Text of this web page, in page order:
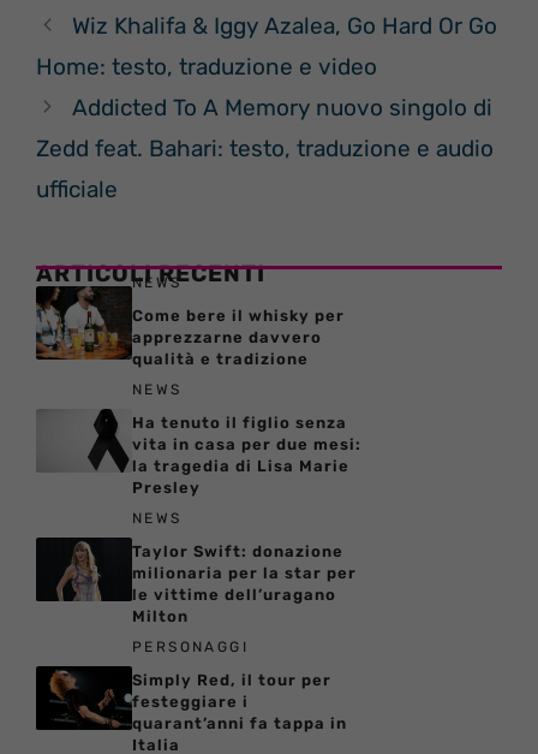
Wiz Khalifa & Iggy Azalea, Go Hard Or Go
Home: testo, traduzione e video
Addicted To A Memory nuovo singolo di
Zedd feat. Bahari: testo, traduzione e audio
ufficiale
ARTICOLI RECENTI
NEWS
Come bere il whisky per
apprezzarne davvero
qualità e tradizione
NEWS
Ha tenuto il figlio senza
vita in casa per due mesi:
la tragedia di Lisa Marie
Presley
NEWS
Taylor Swift: donazione
milionaria per la star per
le vittime dell’uragano
Milton
PERSONAGGI
Simply Red, il tour per
festeggiare i
quarant’anni fa tappa in
Italia